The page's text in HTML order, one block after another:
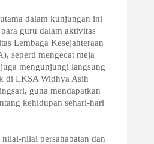
dalam kunjungan ini
guru dalam aktivitas
Lembaga Kesejahteraan
seperti mengecat meja
mengunjungi langsung
di LKSA Widhya Asih
guna mendapatkan
kehidupan sehari-hari
nilai-nilai persahabatan dan